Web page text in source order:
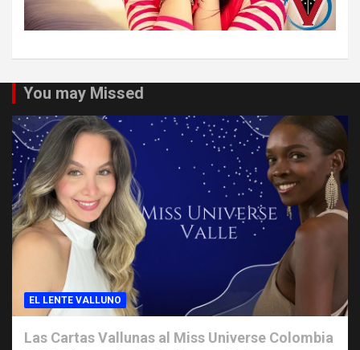
You may Missed
EL LENTE VALLUNO
Las Cartas Vallunas al Miss Universe Colombia